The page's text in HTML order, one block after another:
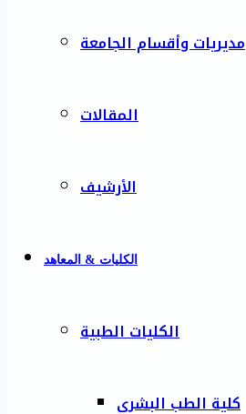
مديريات وأقسام الجامعة
المقالات
الأرشيف
الكليات & المعاهد
الكليات الطبية
كلية الطب البشري